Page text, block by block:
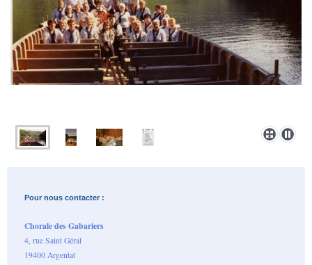
Pour nous contacter :
Chorale des Gabariers
4, rue Saint Géral
19400 Argentat